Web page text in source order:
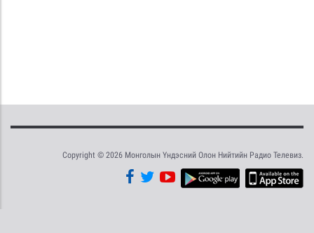
Copyright © 2026 Монголын Үндэсний Олон Нийтийн Радио Телевиз.